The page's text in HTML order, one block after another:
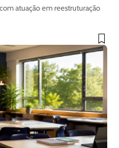
atuação em reestruturação